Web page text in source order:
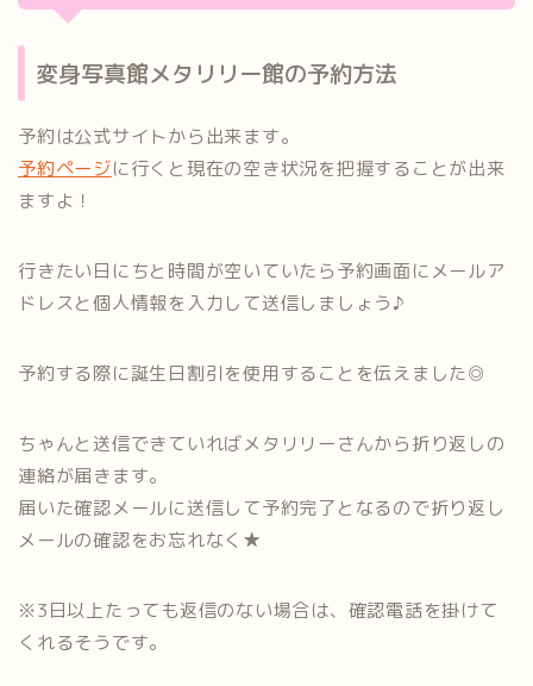
変身写真館メタリリー館の予約方法
予約は公式サイトから出来ます。
予約ページに行くと現在の空き状況を把握することが出来
ますよ！
行きたい日にちと時間が空いていたら予約画面にメールア
ドレスと個人情報を入力して送信しましょう♪
予約する際に誕生日割引を使用することを伝えました◎
ちゃんと送信できていればメタリリーさんから折り返しの
連絡が届きます。
届いた確認メールに送信して予約完了となるので折り返し
メールの確認をお忘れなく★
※3日以上たっても返信のない場合は、確認電話を掛けて
くれるそうです。